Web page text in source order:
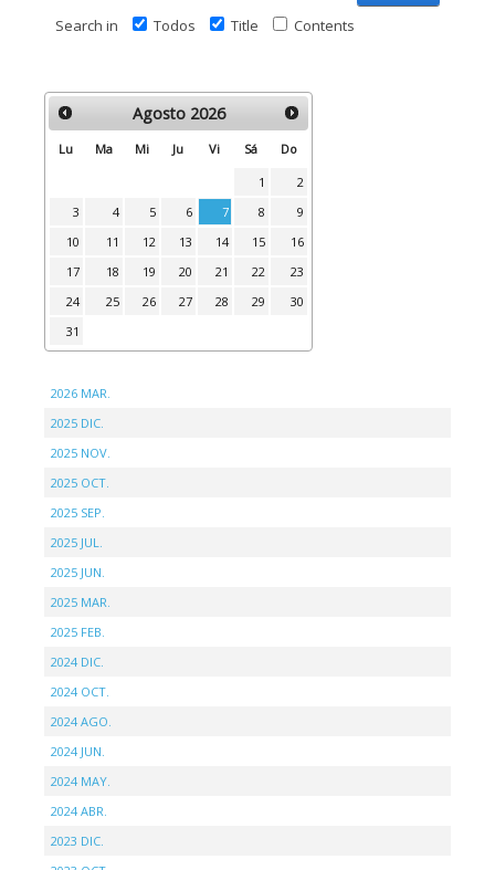
Search in Todos Title Contents
Agosto 2026
Lu Ma Mi Ju Vi Sá Do
1
2
3
4 5 6 7 8
9
10
11 12 13 14 15
16
17
18 19 20 21 22
23
24
25 26 27 28 29
30
31
2026 MAR.
2025 DIC.
2025 NOV.
2025 OCT.
2025 SEP.
2025 JUL.
2025 JUN.
2025 MAR.
2025 FEB.
2024 DIC.
2024 OCT.
2024 AGO.
2024 JUN.
2024 MAY.
2024 ABR.
2023 DIC.